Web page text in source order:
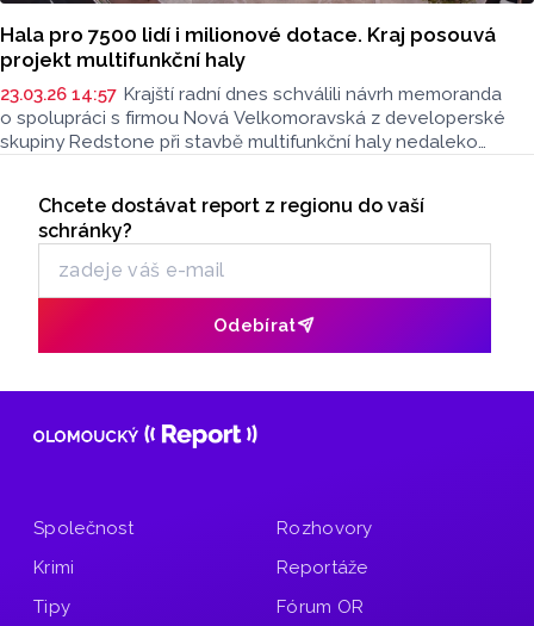
Hala pro 7500 lidí i milionové dotace. Kraj posouvá
projekt multifunkční haly
23.03.26 14:57 Krajští radní dnes schválili návrh memoranda
o spolupráci s firmou Nová Velkomoravská z developerské
skupiny Redstone při stavbě multifunkční haly nedaleko
hejtman Ladislav Okleštěk (ANO).
Odběr newsletteru
Chcete dostávat report z regionu do vaší
schránky?
Odebírat
Společnost
Krimi
Tipy
Rozhovory
Reportáže
Fórum OR